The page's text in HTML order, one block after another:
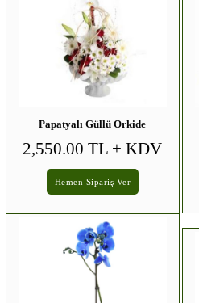
Papatyalı Güllü Orkide
2,550.00 TL + KDV
Hemen Sipariş Ver